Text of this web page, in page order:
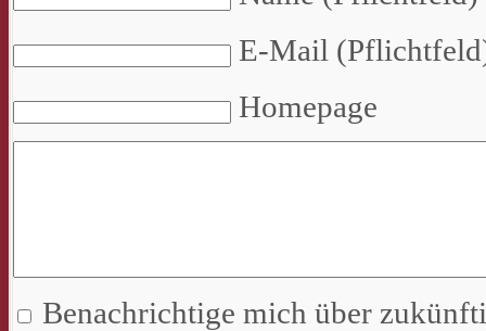
E-Mail
Homepage
Benachrichtige mich über